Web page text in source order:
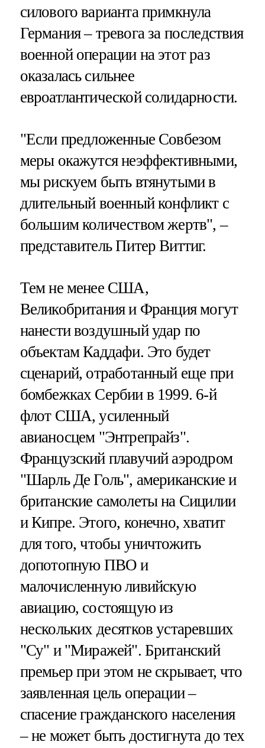
силового варианта примкнула
Германия – тревога за последствия
военной операции на этот раз
оказалась сильнее
евроатлантической солидарности.
"Если предложенные Совбезом
меры окажутся неэффективными,
мы рискуем быть втянутыми в
длительный военный конфликт с
большим количеством жертв", –
представитель Питер Виттиг.
Тем не менее США,
Великобритания и Франция могут
нанести воздушный удар по
объектам Каддафи. Это будет
сценарий, отработанный еще при
бомбежках Сербии в 1999. 6-й
флот США, усиленный
авианосцем "Энтрепрайз".
Французский плавучий аэродром
"Шарль Де Голь", американские и
британские самолеты на Сицилии
и Кипре. Этого, конечно, хватит
для того, чтобы уничтожить
допотопную ПВО и
малочисленную ливийскую
авиацию, состоящую из
нескольких десятков устаревших
"Су" и "Миражей". Британский
премьер при этом не скрывает, что
заявленная цель операции –
спасение гражданского населения
– не может быть достигнута до тех